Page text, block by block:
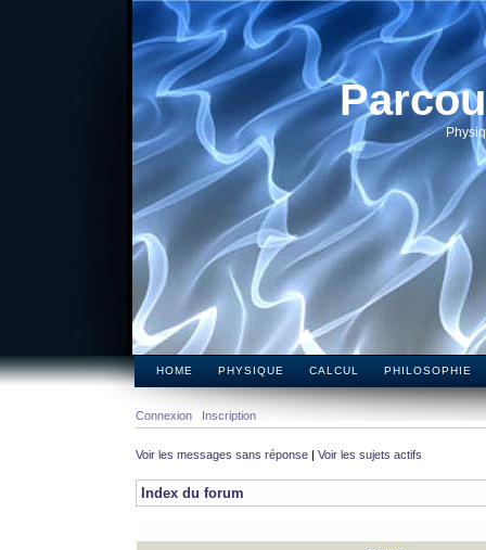
HOME PHYSIQUE CALCUL PHILOSOPHIE
Connexion Inscription
Voir les messages sans réponse | Voir les sujets actifs
Index du forum